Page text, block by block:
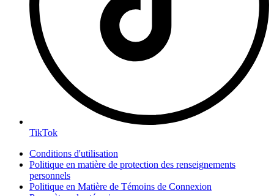
TikTok
Conditions d'utilisation
Politique en matière de protection des renseignements
personnels
Politique en Matière de Témoins de Connexion